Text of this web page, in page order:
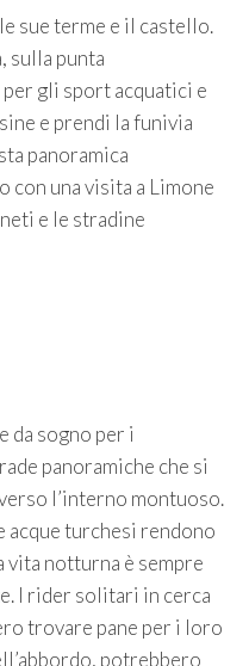
sue terme e il castello.
sulla punta
gli sport acquatici e
e prendi la funivia
panoramica
una visita a Limone
e le stradine
da sogno per i
panoramiche che si
l’interno montuoso.
acque turchesi rendono
vita notturna è sempre
I rider solitari in cerca
trovare pane per i loro
potrebbero